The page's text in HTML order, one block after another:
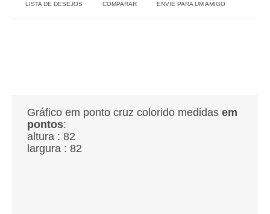
LISTA DE DESEJOS COMPARAR ENVIE PARA UM AMIGO
Gráfico em ponto cruz colorido medidas em
pontos:
altura : 82
largura : 82